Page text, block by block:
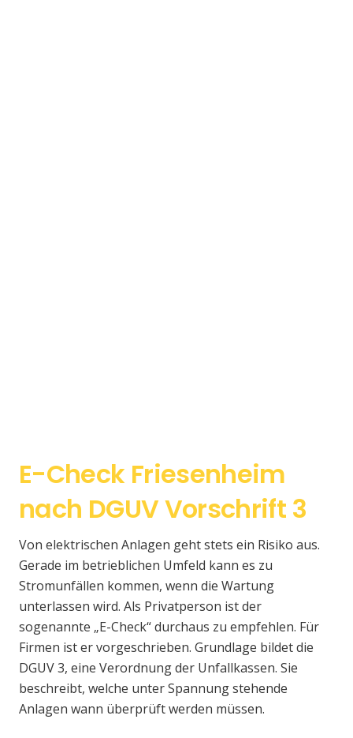
E-Check Friesenheim
nach DGUV Vorschrift 3
Von elektrischen Anlagen geht stets ein Risiko aus.
Gerade im betrieblichen Umfeld kann es zu
Stromunfällen kommen, wenn die Wartung
unterlassen wird. Als Privatperson ist der
sogenannte „E-Check“ durchaus zu empfehlen. Für
Firmen ist er vorgeschrieben. Grundlage bildet die
DGUV 3, eine Verordnung der Unfallkassen. Sie
beschreibt, welche unter Spannung stehende
Anlagen wann überprüft werden müssen.